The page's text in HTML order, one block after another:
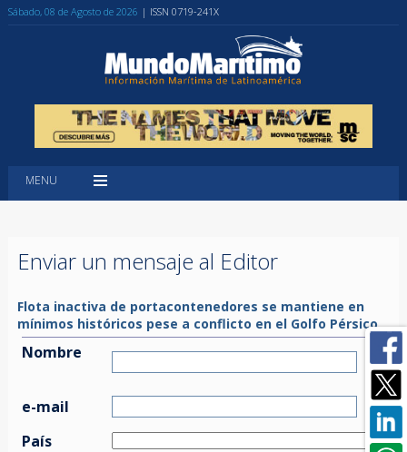
Sábado, 08 de Agosto de 2026 | ISSN 0719-241X
MENU
Enviar un mensaje al Editor
Flota inactiva de portacontenedores se mantiene en
mínimos históricos pese a conflicto en el Golfo Pérsico
Nombre
e-mail
País